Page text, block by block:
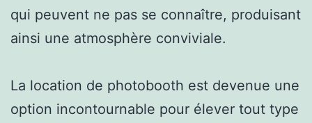
qui peuvent ne pas se connaître, produisant
ainsi une atmosphère conviviale.
La location de photobooth est devenue une
option incontournable pour élever tout type